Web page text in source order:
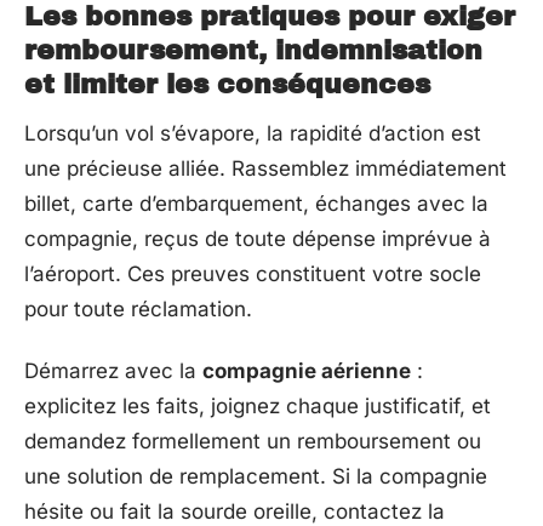
Les bonnes pratiques pour exiger
remboursement, indemnisation
et limiter les conséquences
Lorsqu’un vol s’évapore, la rapidité d’action est
une précieuse alliée. Rassemblez immédiatement
billet, carte d’embarquement, échanges avec la
compagnie, reçus de toute dépense imprévue à
l’aéroport. Ces preuves constituent votre socle
pour toute réclamation.
Démarrez avec la compagnie aérienne :
explicitez les faits, joignez chaque justificatif, et
demandez formellement un remboursement ou
une solution de remplacement. Si la compagnie
hésite ou fait la sourde oreille, contactez la